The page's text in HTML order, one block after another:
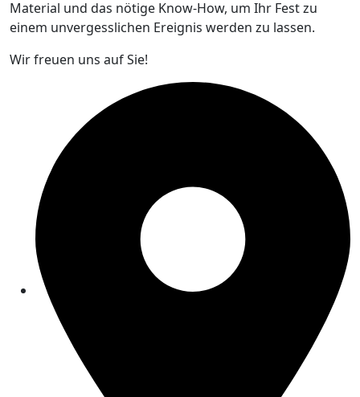
Material und das nötige Know-How, um Ihr Fest zu
einem unvergesslichen Ereignis werden zu lassen.
Wir freuen uns auf Sie!